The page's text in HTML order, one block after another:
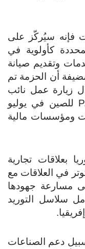
فإنه سيُركّز على
كأولوية في
وتقديم صيانة
أن الحزمة تم
زيارة عمل نائب
الرئيس بول ماشتيل P. Mashatile للصين في يوليو
ومؤسسات مالية
بعلاقات تجارية
في العلاقات مع
مسارعة جهودها
سلاسل التوريد
دعم الصناعات